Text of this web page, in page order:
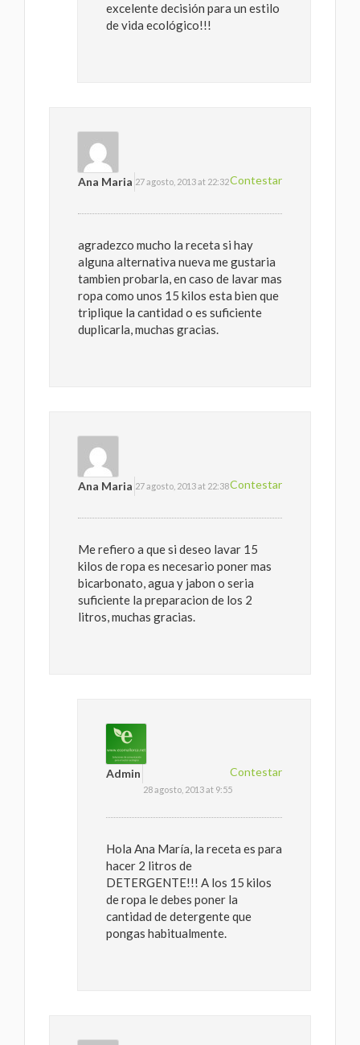
excelente decisión para un estilo
de vida ecológico!!!
Contestar
Ana Maria 27 agosto, 2013 at 22:32
agradezco mucho la receta si hay
alguna alternativa nueva me gustaria
tambien probarla, en caso de lavar mas
ropa como unos 15 kilos esta bien que
triplique la cantidad o es suficiente
duplicarla, muchas gracias.
Contestar
Ana Maria 27 agosto, 2013 at 22:38
Me refiero a que si deseo lavar 15
kilos de ropa es necesario poner mas
bicarbonato, agua y jabon o seria
suficiente la preparacion de los 2
litros, muchas gracias.
Contestar
Admin
28 agosto, 2013 at 9:55
Hola Ana María, la receta es para
hacer 2 litros de
DETERGENTE!!! A los 15 kilos
de ropa le debes poner la
cantidad de detergente que
pongas habitualmente.